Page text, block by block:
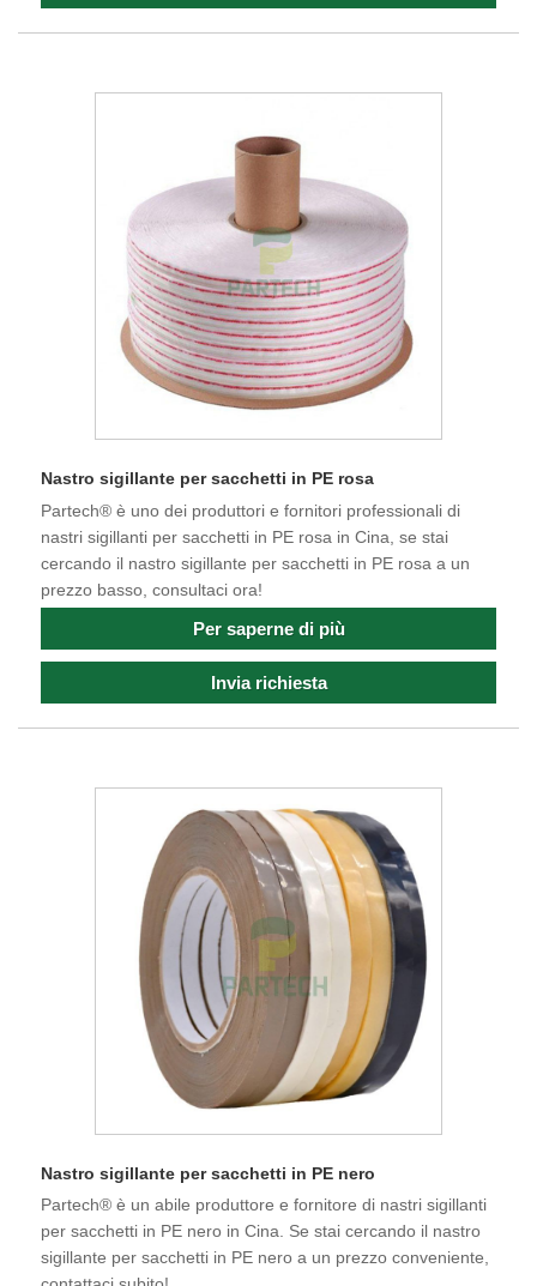
Nastro sigillante per sacchetti in PE rosa
Partech® è uno dei produttori e fornitori professionali di
nastri sigillanti per sacchetti in PE rosa in Cina, se stai
cercando il nastro sigillante per sacchetti in PE rosa a un
prezzo basso, consultaci ora!
Per saperne di più
Invia richiesta
Nastro sigillante per sacchetti in PE nero
Partech® è un abile produttore e fornitore di nastri sigillanti
per sacchetti in PE nero in Cina. Se stai cercando il nastro
sigillante per sacchetti in PE nero a un prezzo conveniente,